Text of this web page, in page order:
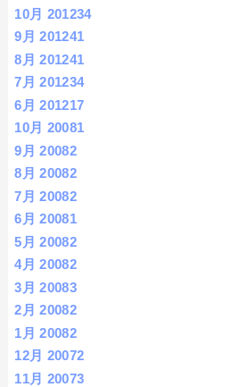
10月 201234
9月 201241
8月 201241
7月 201234
6月 201217
10月 20081
9月 20082
8月 20082
7月 20082
6月 20081
5月 20082
4月 20082
3月 20083
2月 20082
1月 20082
12月 20072
11月 20073